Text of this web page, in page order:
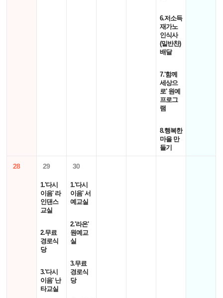
6.저소득
재가노
인식사
(밑반찬)
배달
7.'함께
세상으
로' 원예
프로그
램
8.행복한
마을 만
들기
28 29
1.'다시
이음' 라
인댄스
교실
2.무료
경로식
당
3.'다시
이음' 난
타교실
30
1.'다시
이음' 서
예교실
2.'라온'
원예교
실
3.무료
경로식
당